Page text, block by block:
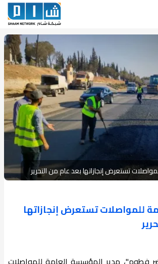
تستعرض إنجازاتها بعد عام من التحرير
للمواصلات تستعرض إنجازاتها